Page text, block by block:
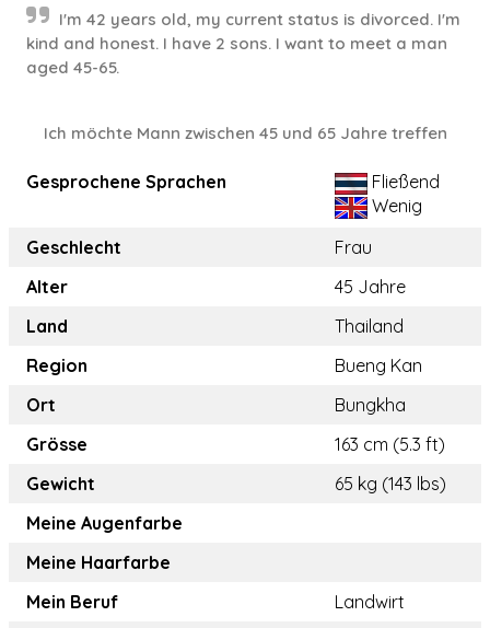
I'm 42 years old, my current status is divorced. I'm
kind and honest. I have 2 sons. I want to meet a man
aged 45-65.
Ich möchte Mann zwischen 45 und 65 Jahre treffen
Gesprochene Sprachen
Fließend
Wenig
Geschlecht
Frau
Alter
45 Jahre
Land
Thailand
Region
Bueng Kan
Ort
Bungkha
Grösse
163 cm (5.3 ft)
Gewicht
65 kg (143 lbs)
Meine Augenfarbe
Meine Haarfarbe
Mein Beruf
Landwirt